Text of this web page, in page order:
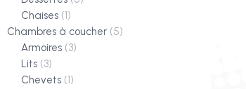
Chaises (1)
Chambres à coucher (5)
Armoires (3)
Lits (3)
Chevets (1)